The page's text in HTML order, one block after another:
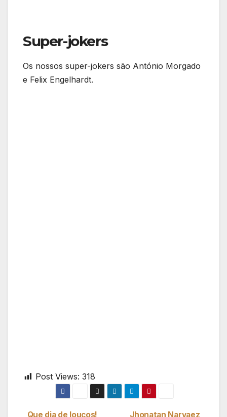
Super-jokers
Os nossos super-jokers são António Morgado
e Felix Engelhardt.
Post Views: 318
Jhonatan Narvaez
Que dia de loucos!